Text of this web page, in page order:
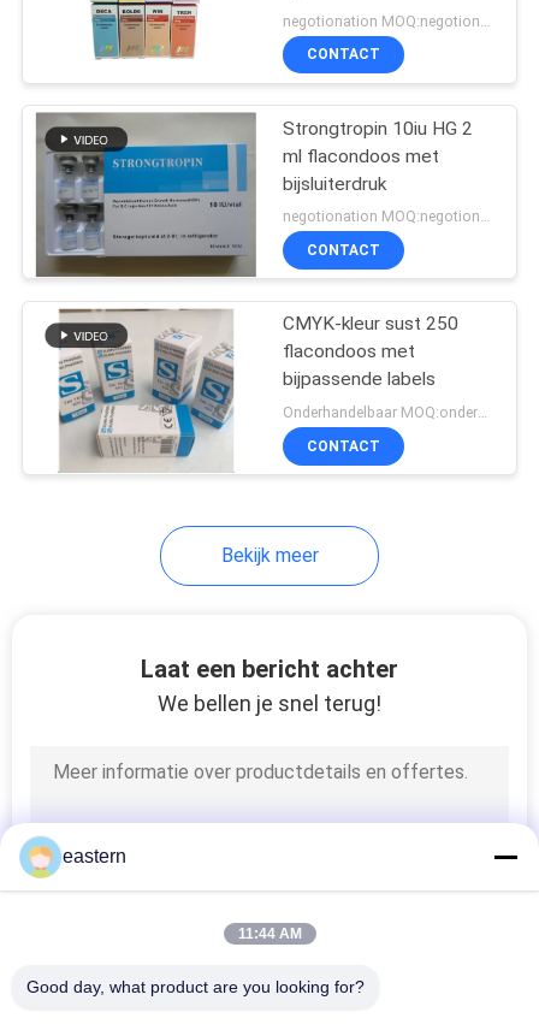
Farmaceutische
verpakkende doos
Het Etiket van de
geneeskundefles
De Doos van de
kleine glasflesjes
ml flacondozen
CONTACT
Strongtropin 10iu HG 2
ml flacondoos met
bijsluiterdruk
negotionation MOQ:negotionation
CONTACT
CMYK-kleur sust 250
flacondoos met
bijpassende labels
Onderhandelbaar MOQ:onderhandeling
CONTACT
Bekijk meer
Laat een bericht achter
We bellen je snel terug!
eastern
11:44 AM
Good day, what product are you looking for?